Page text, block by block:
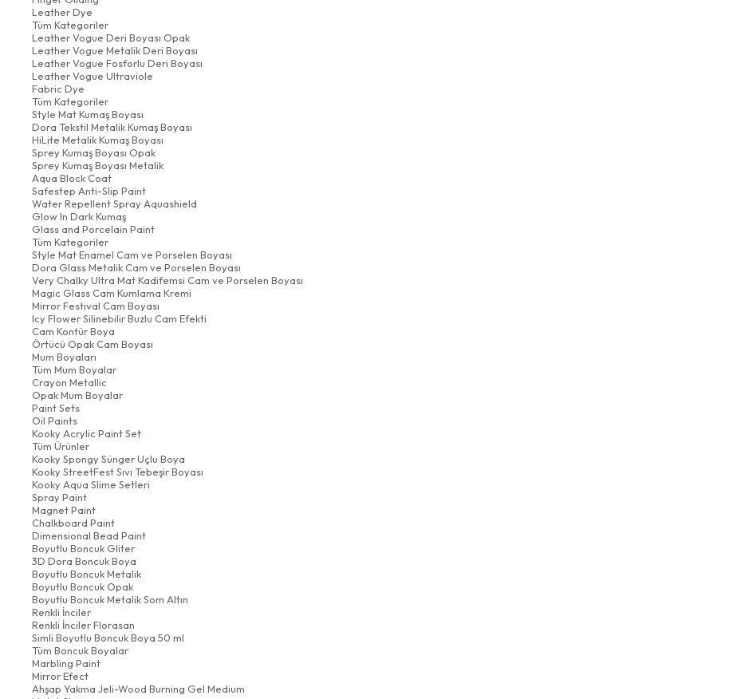
Leather Dye
Tüm Kategoriler
Leather Vogue Deri Boyası Opak
Leather Vogue Metalik Deri Boyası
Leather Vogue Fosforlu Deri Boyası
Leather Vogue Ultraviole
Fabric Dye
Tüm Kategoriler
Style Mat Kumaş Boyası
Dora Tekstil Metalik Kumaş Boyası
HiLite Metalik Kumaş Boyası
Sprey Kumaş Boyası Opak
Sprey Kumaş Boyası Metalik
Aqua Block Coat
Safestep Anti-Slip Paint
Water Repellent Spray Aquashield
Glow In Dark Kumaş
Glass and Porcelain Paint
Tüm Kategoriler
Style Mat Enamel Cam ve Porselen Boyası
Dora Glass Metalik Cam ve Porselen Boyası
Very Chalky Ultra Mat Kadifemsi Cam ve Porselen Boyası
Magic Glass Cam Kumlama Kremi
Mirror Festival Cam Boyası
Icy Flower Silinebilir Buzlu Cam Efekti
Cam Kontür Boya
Örtücü Opak Cam Boyası
Mum Boyaları
Tüm Mum Boyalar
Crayon Metallic
Opak Mum Boyalar
Paint Sets
Oil Paints
Kooky Acrylic Paint Set
Tüm Ürünler
Kooky Spongy Sünger Uçlu Boya
Kooky StreetFest Sıvı Tebeşir Boyası
Kooky Aqua Slime Setleri
Spray Paint
Magnet Paint
Chalkboard Paint
Dimensional Bead Paint
Boyutlu Boncuk Gliter
3D Dora Boncuk Boya
Boyutlu Boncuk Metalik
Boyutlu Boncuk Opak
Boyutlu Boncuk Metalik Som Altın
Renkli İnciler
Renkli İnciler Florasan
Simli Boyutlu Boncuk Boya 50 ml
Tüm Boncuk Boyalar
Marbling Paint
Mirror Efect
Ahşap Yakma Jeli-Wood Burning Gel Medium